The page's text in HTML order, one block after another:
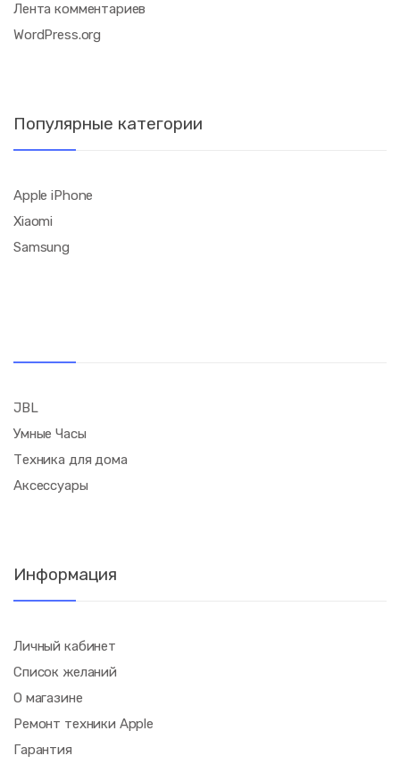
Лента комментариев
WordPress.org
Популярные категории
Apple iPhone
Xiaomi
Samsung
JBL
Умные Часы
Техника для дома
Аксессуары
Информация
Личный кабинет
Список желаний
О магазине
Ремонт техники Apple
Гарантия